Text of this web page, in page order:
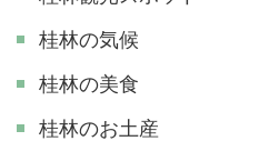
桂林の気候
桂林の美食
桂林のお土産